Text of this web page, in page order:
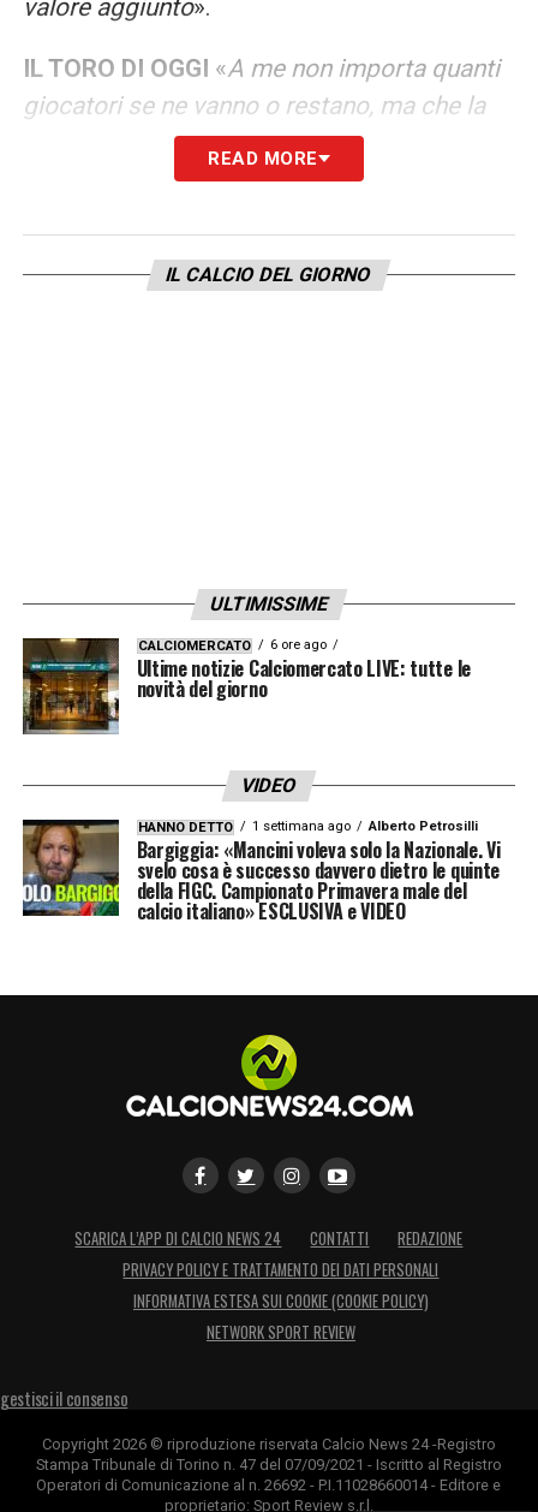
valore aggiunto».
IL TORO DI OGGI «A me non importa quanti
giocatori se ne vanno o restano, ma che la
squadra sia competitiva e raccolga
soddisfazioni, arrivando a traguardi migliori.
più bravo nelle scelte che fa, quelle dei
calciatori da prendere e da tagliare, se hanno
cambia nulla. Simeone il suo lo ha fatto
anche se sì, avrebbe anche potuto fare di
più, ma nella stagione del Toro è stato tra i
più positivi
LA CONTESTAZIONE A CAIRO«Siamo
quasi a un punto di non ritorno,
bisognerebbe fare qualcosa, dobbiamo
pensare alla strategia per andare avanti. Il
spazi vuoti, assenza di calore e trasporto,
abbiamo perso il senso di appartenenza.
L’unica cosa che può succedere è che un
domani questa società possa essere
appetibile per essere presa da altri e si vivrà
una situazione diversa, ma non bisogna
aspettare quel momento. A me Cairo ha
detto più volte di voler vendere il Toro, mi ha
detto: “Sono stufo di questa continua
possibilità di comprare cosa devo fare?
Devo regalare il Toro?”. Va considerato il
READ MORE
IL CALCIO DEL GIORNO
ULTIMISSIME
CALCIOMERCATO 6 ore ago
Ultime notizie Calciomercato LIVE: tutte le
novità del giorno
VIDEO
HANNO DETTO 1 settimana ago Alberto Petrosilli
Bargiggia: «Mancini voleva solo la Nazionale. Vi
svelo cosa è successo davvero dietro le quinte
della FIGC. Campionato Primavera male del
calcio italiano» ESCLUSIVA e VIDEO
SCARICA L’APP DI CALCIO NEWS 24 CONTATTI
REDAZIONE
PRIVACY POLICY E TRATTAMENTO DEI DATI PERSONALI
INFORMATIVA ESTESA SUI COOKIE (COOKIE POLICY)
NETWORK SPORT REVIEW
gestisci il consenso
Copyright 2026 © riproduzione riservata Calcio News 24 -Registro
Stampa Tribunale di Torino n. 47 del 07/09/2021 - Iscritto al Registro
Operatori di Comunicazione al n. 26692 - P.I.11028660014 - Editore e
proprietario: Sport Review s.r.l.